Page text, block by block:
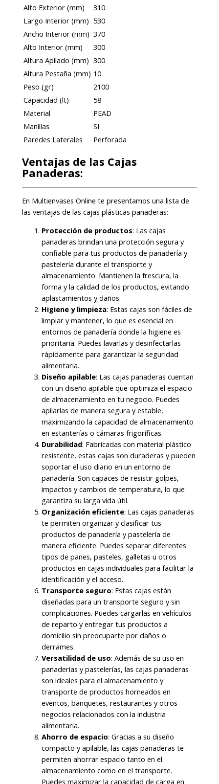
Alto Exterior (mm)
310
Largo Interior (mm) 530
Ancho Interior (mm) 370
Alto Interior (mm)
300
Altura Apilado (mm) 300
Altura Pestaña (mm) 10
Peso (gr)
2100
Capacidad (lt)
58
Material
PEAD
Manillas
SI
Paredes Laterales
Perforada
Ventajas de las Cajas
Panaderas:
En Multienvases Online te presentamos una lista de
las ventajas de las cajas plásticas panaderas:
Protección de productos: Las cajas
panaderas brindan una protección segura y
confiable para tus productos de panadería y
pastelería durante el transporte y
almacenamiento. Mantienen la frescura, la
forma y la calidad de los productos, evitando
aplastamientos y daños.
Higiene y limpieza: Estas cajas son fáciles de
limpiar y mantener, lo que es esencial en
entornos de panadería donde la higiene es
prioritaria. Puedes lavarlas y desinfectarlas
rápidamente para garantizar la seguridad
alimentaria.
Diseño apilable: Las cajas panaderas cuentan
con un diseño apilable que optimiza el espacio
de almacenamiento en tu negocio. Puedes
apilarlas de manera segura y estable,
maximizando la capacidad de almacenamiento
en estanterías o cámaras frigoríficas.
Durabilidad: Fabricadas con material plástico
resistente, estas cajas son duraderas y pueden
soportar el uso diario en un entorno de
panadería. Son capaces de resistir golpes,
impactos y cambios de temperatura, lo que
garantiza su larga vida útil.
Organización eficiente: Las cajas panaderas
te permiten organizar y clasificar tus
productos de panadería y pastelería de
manera eficiente. Puedes separar diferentes
tipos de panes, pasteles, galletas u otros
productos en cajas individuales para facilitar la
identificación y el acceso.
Transporte seguro: Estas cajas están
diseñadas para un transporte seguro y sin
complicaciones. Puedes cargarlas en vehículos
de reparto y entregar tus productos a
domicilio sin preocuparte por daños o
derrames.
Versatilidad de uso: Además de su uso en
panaderías y pastelerías, las cajas panaderas
son ideales para el almacenamiento y
transporte de productos horneados en
eventos, banquetes, restaurantes y otros
negocios relacionados con la industria
alimentaria.
Ahorro de espacio: Gracias a su diseño
compacto y apilable, las cajas panaderas te
permiten ahorrar espacio tanto en el
almacenamiento como en el transporte.
Puedes maximizar la capacidad de carga en